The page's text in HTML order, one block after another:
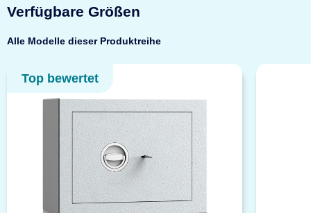
Verfügbare Größen
Alle Modelle dieser Produktreihe
Top bewertet